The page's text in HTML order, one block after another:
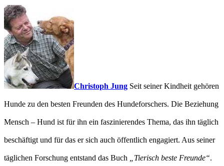
Christoph Jung Seit seiner Kindheit gehören
Hunde zu den besten Freunden des Hundeforschers. Die Beziehung
Mensch – Hund ist für ihn ein faszinierendes Thema, das ihn täglich
beschäftigt und für das er sich auch öffentlich engagiert. Aus seiner
täglichen Forschung entstand das Buch „Tierisch beste Freunde“.